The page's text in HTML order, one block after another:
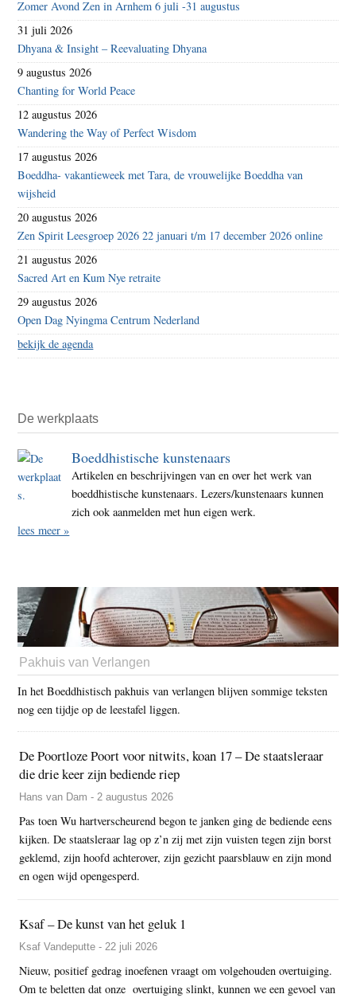
Zomer Avond Zen in Arnhem 6 juli -31 augustus
31 juli 2026
Dhyana & Insight – Reevaluating Dhyana
9 augustus 2026
Chanting for World Peace
12 augustus 2026
Wandering the Way of Perfect Wisdom
17 augustus 2026
Boeddha- vakantieweek met Tara, de vrouwelijke Boeddha van
wijsheid
20 augustus 2026
Zen Spirit Leesgroep 2026 22 januari t/m 17 december 2026 online
21 augustus 2026
Sacred Art en Kum Nye retraite
29 augustus 2026
Open Dag Nyingma Centrum Nederland
bekijk de agenda
De werkplaats
Boeddhistische kunstenaars
Artikelen en beschrijvingen van en over het werk van
boeddhistische kunstenaars. Lezers/kunstenaars kunnen
zich ook aanmelden met hun eigen werk.
lees meer »
Pakhuis van Verlangen
In het Boeddhistisch pakhuis van verlangen blijven sommige teksten
nog een tijdje op de leestafel liggen.
De Poortloze Poort voor nitwits, koan 17 – De staatsleraar
die drie keer zijn bediende riep
Hans van Dam - 2 augustus 2026
Pas toen Wu hartverscheurend begon te janken ging de bediende eens
kijken. De staatsleraar lag op z’n zij met zijn vuisten tegen zijn borst
geklemd, zijn hoofd achterover, zijn gezicht paarsblauw en zijn mond
en ogen wijd opengesperd.
Ksaf – De kunst van het geluk 1
Ksaf Vandeputte - 22 juli 2026
Nieuw, positief gedrag inoefenen vraagt om volgehouden overtuiging.
Om te beletten dat onze overtuiging slinkt, kunnen we een gevoel van